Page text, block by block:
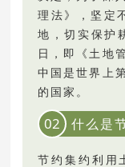
理法》，坚定
地，切实保护
日，即《土地
中国是世界上
的国家。
02 什么是
节约集约利用